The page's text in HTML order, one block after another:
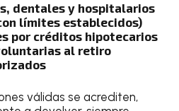
dentales y hospitalarios
límites establecidos)
por créditos hipotecarios
al retiro
válidas se acrediten,